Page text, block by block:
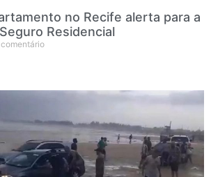
no Recife alerta para a
Residencial